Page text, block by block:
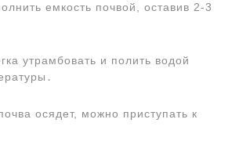
емкость почвой, оставив 2-3
утрамбовать и полить водой
осядет, можно приступать к